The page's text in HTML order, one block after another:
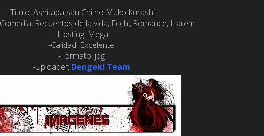
-Titulo: Ashitaba-san Chi no Muko Kurashi
Comedia, Recuentos de la vida, Ecchi, Romance, Harem.
-Hosting: Mega
-Calidad: Excelente
-Formato: jpg
-Uploader: Dengeki Team